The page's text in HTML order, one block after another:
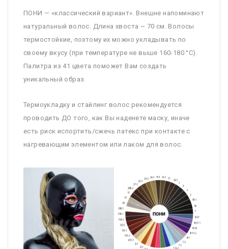
ПОНИ — «классический вариант». Внешне напоминают
натуральный волос. Длина хвоста ~ 70 см. Волосы
термостойкие, поэтому их можно укладывать по
своему вкусу (при температуре не выше 160-180 °C).
Палитра из 41 цвета поможет Вам создать
уникальный образ.
Термоукладку и стайлинг волос рекомендуется
проводить ДО того, как Вы наденете маску, иначе
есть риск испортить/сжечь латекс при контакте с
нагревающим элементом или лаком для волос.